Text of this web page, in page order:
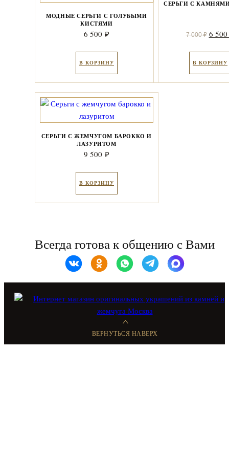
МОДНЫЕ СЕРЬГИ С ГОЛУБЫМИ
КИСТЯМИ
6 500 ₽
В КОРЗИНУ
СЕРЬГИ С
7 000₽
000
6
В КОРЗИНУ
СЕРЬГИ С ЖЕМЧУГОМ БАРОККО И
ЛАЗУРИТОМ
9 500 ₽
В КОРЗИНУ
Всегда готова к общению с Вами
ВЕРНУТЬСЯ НАВЕРХ